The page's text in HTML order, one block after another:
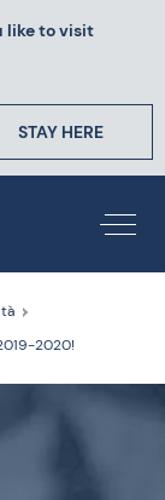
like to visit
STAY HERE
2020!